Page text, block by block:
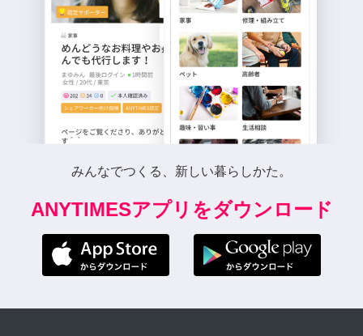
みんなでつくる、新しい暮らしかた。
ANYTIMESアプリをダウンロード